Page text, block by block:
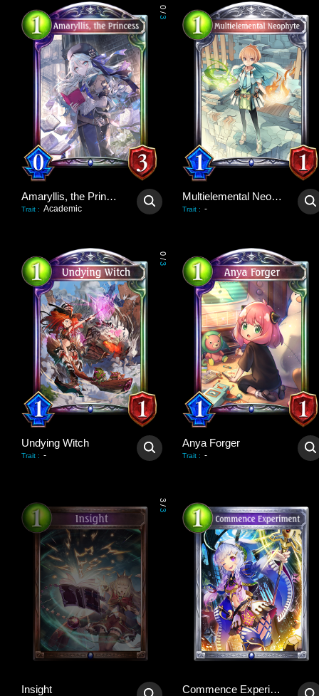
0
/
3
Amaryllis, the Princess
Trait : Academic
Multielemental Neophyte
Trait : -
0
/
3
Undying Witch
Trait : -
Anya Forger
Trait : -
3
/
3
Insight Commence Experiment